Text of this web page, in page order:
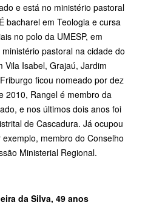
e está no ministério pastoral
bacharel em Teologia e cursa
no polo da UMESP, em
pastoral na cidade do
Vila Isabel, Grajaú, Jardim
ficou nomeado por dez
2010, Rangel é membro da
e nos últimos dois anos foi
de Cascadura. Já ocupou
membro do Conselho
Ministerial Regional.
da Silva, 49 anos